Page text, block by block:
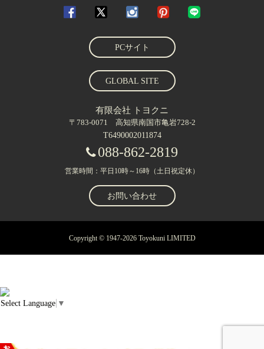
PCサイト
GLOBAL SITE
有限会社 トヨクニ
〒783-0071 高知県南国市亀岩728-2
T6490002011874
088-862-2819
営業時間：平日10時～16時（土日祝定休）
お問い合わせ
Copyright © 1947-2026 Toyokuni LIMITED
Select Language ▼